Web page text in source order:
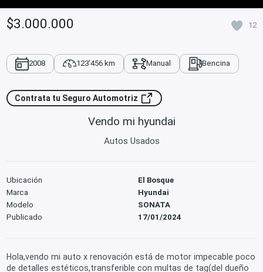
$3.000.000 12
2008 123'456 km Manual Bencina
Contrata tu Seguro Automotriz
Vendo mi hyundai
Autos Usados
Ubicación
El Bosque
Marca
Hyundai
Modelo
SONATA
Publicado
17/01/2024
Hola,vendo mi auto x renovación está de motor impecable poco
de detalles estéticos,transferible con multas de tag(del dueño